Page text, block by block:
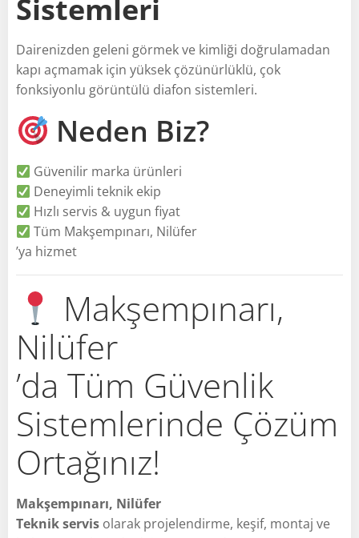
Sistemleri
Dairenizden geleni görmek ve kimliği doğrulamadan
kapı açmamak için yüksek çözünürlüklü, çok
fonksiyonlu görüntülü diafon sistemleri.
Neden Biz?
Güvenilir marka ürünleri
Deneyimli teknik ekip
Hızlı servis & uygun fiyat
Tüm Makşempınarı, Nilüfer
’ya hizmet
Makşempınarı,
Nilüfer
’da Tüm Güvenlik
Sistemlerinde Çözüm
Ortağınız!
Makşempınarı, Nilüfer
Teknik servis olarak projelendirme, keşif, montaj ve